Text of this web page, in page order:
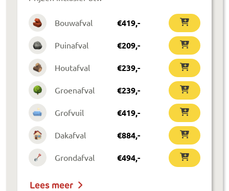
Bouwafval €419,-
Puinafval €209,-
Houtafval €239,-
Groenafval €239,-
Grofvuil €419,-
Dakafval €884,-
Grondafval €494,-
Lees meer